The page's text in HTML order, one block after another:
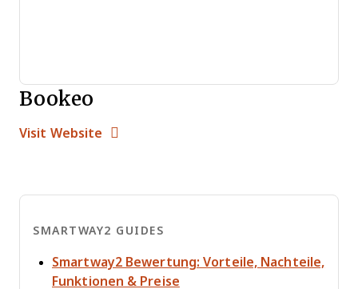
Bookeo
Visit Website Opens New Window
SMARTWAY2 GUIDES
Smartway2 Bewertung: Vorteile, Nachteile,
Funktionen & PreiseOpens new window